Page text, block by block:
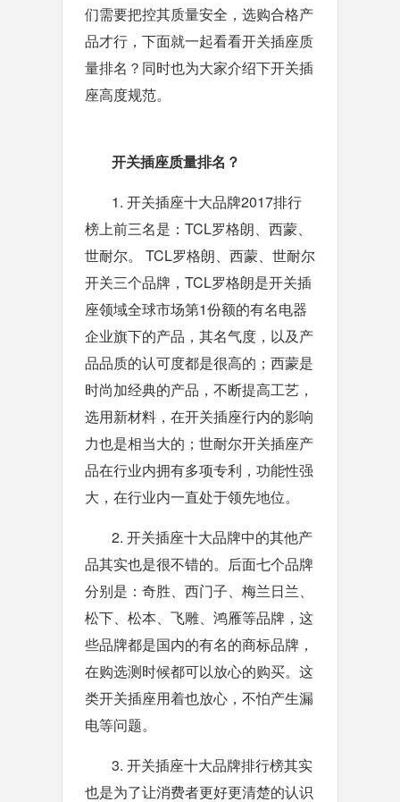
们需要把控其质量安全，选购合格产
品才行，下面就一起看看开关插座质
量排名？同时也为大家介绍下开关插
座高度规范。
开关插座质量排名？
1. 开关插座十大品牌2017排行
榜上前三名是：TCL罗格朗、西蒙、
世耐尔。 TCL罗格朗、西蒙、世耐尔
开关三个品牌，TCL罗格朗是开关插
座领域全球市场第1份额的有名电器
企业旗下的产品，其名气度，以及产
品品质的认可度都是很高的；西蒙是
时尚加经典的产品，不断提高工艺，
选用新材料，在开关插座行内的影响
力也是相当大的；世耐尔开关插座产
品在行业内拥有多项专利，功能性强
大，在行业内一直处于领先地位。
2. 开关插座十大品牌中的其他产
品其实也是很不错的。后面七个品牌
分别是：奇胜、西门子、梅兰日兰、
松下、松本、飞雕、鸿雁等品牌，这
些品牌都是国内的有名的商标品牌，
在购选测时候都可以放心的购买。这
类开关插座用着也放心，不怕产生漏
电等问题。
3. 开关插座十大品牌排行榜其实
也是为了让消费者更好更清楚的认识